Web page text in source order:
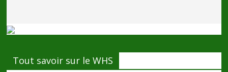
Tout savoir sur le WHS